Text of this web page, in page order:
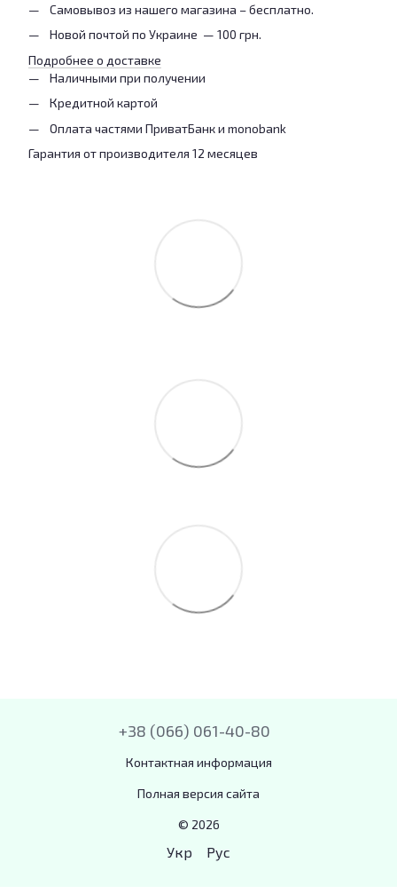
Самовывоз из нашего магазина – бесплатно.
Новой почтой по Украине — 100 грн.
Подробнее о доставке
Наличными при получении
Кредитной картой
Оплата частями ПриватБанк и monobank
Гарантия от производителя 12 месяцев
+38 (066) 061-40-80
Контактная информация
Полная версия сайта
© 2026
Укр Рус